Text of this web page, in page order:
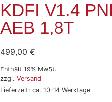
KDFI V1.4
AEB 1,8T
499,00 €
Enthält 19% MwSt.
zzgl. Versand
Lieferzeit: ca. 10-14 Werktage